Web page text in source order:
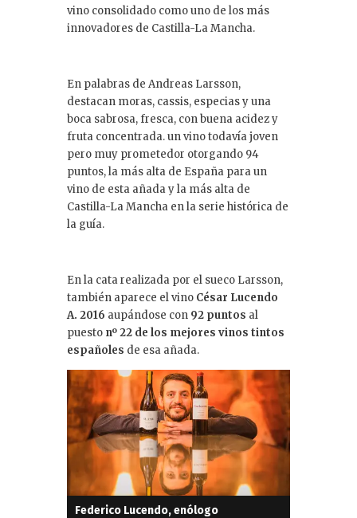
vino consolidado como uno de los más
innovadores de Castilla-La Mancha.
En palabras de Andreas Larsson,
destacan moras, cassis, especias y una
boca sabrosa, fresca, con buena acidez y
fruta concentrada. un vino todavía joven
pero muy prometedor otorgando 94
puntos, la más alta de España para un
vino de esta añada y la más alta de
Castilla-La Mancha en la serie histórica de
la guía.
En la cata realizada por el sueco Larsson,
también aparece el vino César Lucendo
A. 2016 aupándose con 92 puntos al
puesto nº 22 de los mejores vinos tintos
españoles de esa añada.
Federico Lucendo, enólogo